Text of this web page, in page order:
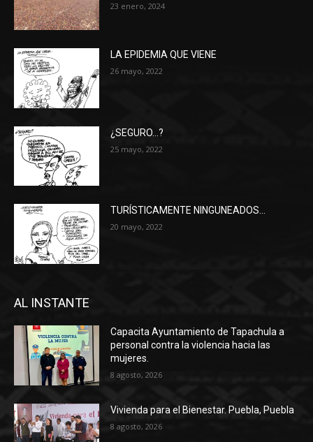
23 enero, 2024
LA EPIDEMIA QUE VIENE
26 mayo, 2022
¿SEGURO…?
25 mayo, 2022
TURÍSTICAMENTE NINGUNEADOS…
20 mayo, 2022
AL INSTANTE
Capacita Ayuntamiento de Tapachula a
personal contra la violencia hacia las
mujeres.
8 agosto, 2026
Vivienda para el Bienestar. Puebla, Puebla
8 agosto, 2026